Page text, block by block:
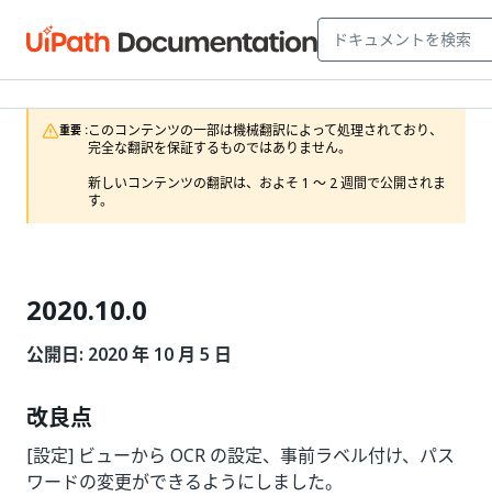
重要 :このコンテンツの一部は機械翻訳によって処理されており、
完全な翻訳を保証するものではありません。
新しいコンテンツの翻訳は、およそ 1 ～ 2 週間で公開されま
す。
2020.10.0
公開日: 2020 年 10 月 5 日
改良点
[設定] ビューから OCR の設定、事前ラベル付け、パス
ワードの変更ができるようにしました。